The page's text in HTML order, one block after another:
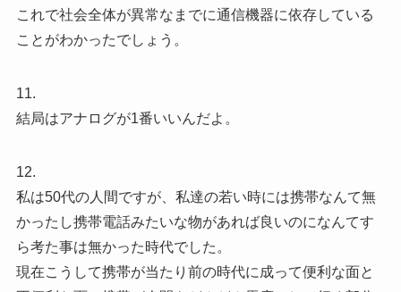
これで社会全体が異常なまでに通信機器に依存している
ことがわかったでしょう。
11.
結局はアナログが1番いいんだよ。
12.
私は50代の人間ですが、私達の若い時には携帯なんて無
かったし携帯電話みたいな物があれば良いのになんてす
ら考た事は無かった時代でした。
現在こうして携帯が当たり前の時代に成って便利な面と